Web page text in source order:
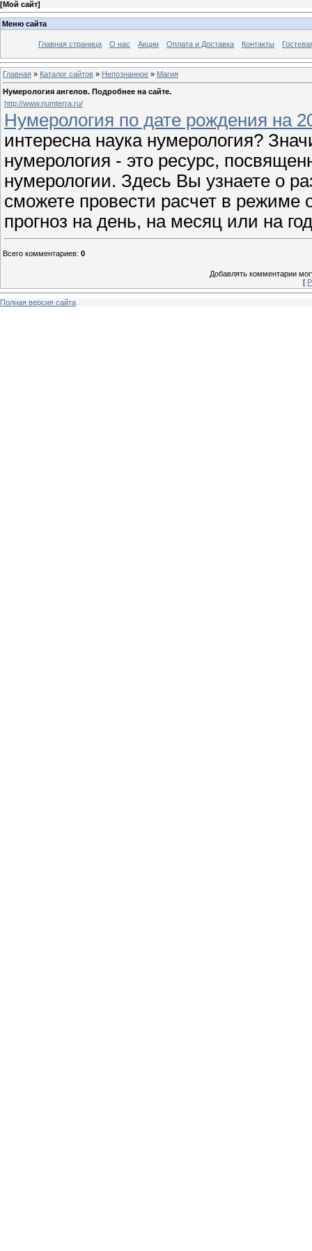
[Мой сайт]
Меню сайта
Главная страница О нас Акции Оплата и Доставка Контакты
Главная » Каталог сайтов » Непознанное » Магия
Нумерология ангелов. Подробнее на сайте.
http://www.numterra.ru/
Нумерология по дате рождения на
интересна наука нумерология?
нумерология - это ресурс,
нумерологии. Здесь Вы узнаете о
сможете провести расчет в режиме
прогноз на день, на месяц или на
Всего комментариев: 0
Добавлять комментарии
[
Полная версия сайта